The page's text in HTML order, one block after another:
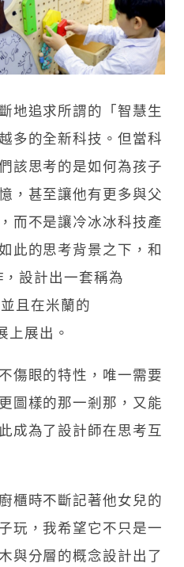
地追求所謂的「智慧生
多的全新科技。但當科
該思考的是如何為孩子
，甚至讓他有更多與父
而不是讓冷冰冰科技產
此的思考背景之下，和
設計出一套稱為
且在米蘭的
上展出。
傷眼的特性，唯一需要
圖樣的那一剎那，又能
成為了設計師在思考互
櫃時不斷記著他女兒的
玩，我希望它不只是一
與分層的概念設計出了